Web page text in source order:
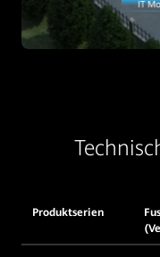
Produktserien